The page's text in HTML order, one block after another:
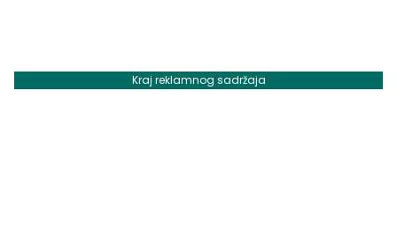
Kraj reklamnog sadržaja